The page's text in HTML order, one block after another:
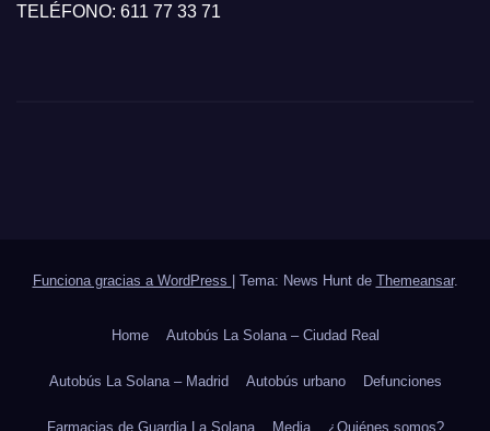
TELÉFONO: 611 77 33 71
Funciona gracias a WordPress Tema: News Hunt de Themeansar.
Home Autobús La Solana – Ciudad Real
Autobús La Solana – Madrid Autobús urbano Defunciones
Farmacias de Guardia La Solana Media ¿Quiénes somos?